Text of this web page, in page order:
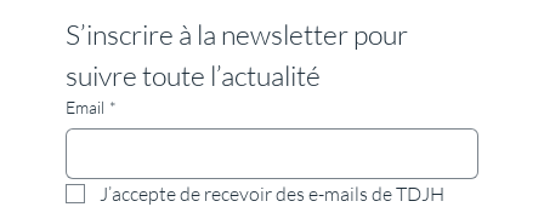
S’inscrire à la newsletter pour
suivre toute l’actualité
Email *
J’accepte de recevoir des e-mails de TDJH